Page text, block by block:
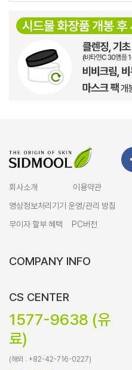
회사소개 이용약관
영상정보처리기기 운영/관리 방침
무이자 할부 혜택
PC버전
COMPANY INFO
CS CENTER
1577-9638 (유
료)
(해외 : +82-42-716-0227)